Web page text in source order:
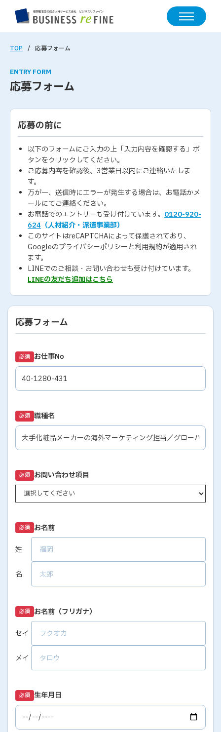
TOP 応募フォーム
ENTRY FORM
応募フォーム
応募の前に
以下のフォームにご入力の上「入力内容を確認する」ボ
タンをクリックしてください。
ご応募内容を確認後、3営業日以内にご連絡いたしま
す。
万が一、送信時にエラーが発生する場合は、お電話かメ
ールにてご連絡ください。
お電話でのエントリーも受け付けています。 0120-920-
624 （人材紹介・派遣事業部）
このサイトはreCAPTCHAによって保護されており、
Googleのプライバシーポリシーと利用規約が適用され
ます。
LINEでのご相談・お問い合わせも受け付けています。
LINEの友だち追加はこちら
応募フォーム
必須 お仕事No
必須 職種名
必須 お問い合わせ項目
必須 お名前
姓
名
必須 お名前（フリガナ）
セイ
メイ
必須 生年月日